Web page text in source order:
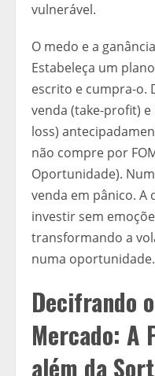
vulnerável.
O medo e a
Estabeleça um
escrito e cumpra-o.
venda (take-profit)
loss)
não compre por
Oportunidade).
venda em pânico. A
investir sem
transformando a
numa oportunidade.
Decifrando
Mercado: A
além da